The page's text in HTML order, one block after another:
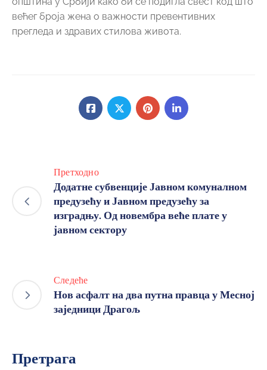
већег броја жена о важности превентивних
прегледа и здравих стилова живота.
Претходно
Додатне субвенције Јавном комуналном
предузећу и Јавном предузећу за
изградњу. Од новембра веће плате у
јавном сектору
Следеће
Нов асфалт на два путна правца у Месној
заједници Драгољ
Претрага